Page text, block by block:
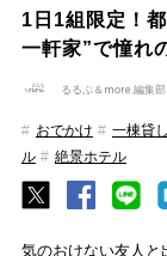
1日1組限定！
一軒家”で憧れ
るるぶ＆more.編集部
おでかけ 一棟貸し
ル
絶景ホテル
気のおけない友人と